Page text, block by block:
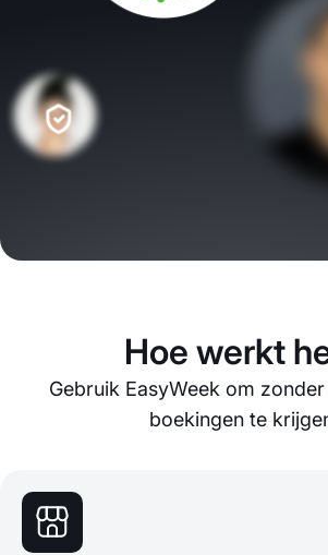
Hoe werkt
Gebruik EasyWeek om
boekingen te